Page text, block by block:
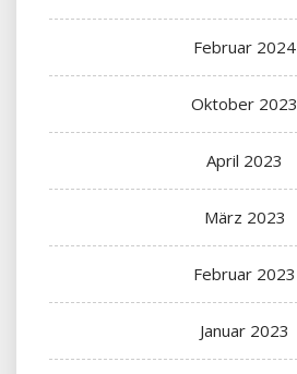
Februar 2024
Oktober 2023
April 2023
März 2023
Februar 2023
Januar 2023